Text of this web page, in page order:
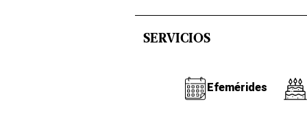
SERVICIOS
Efemérides